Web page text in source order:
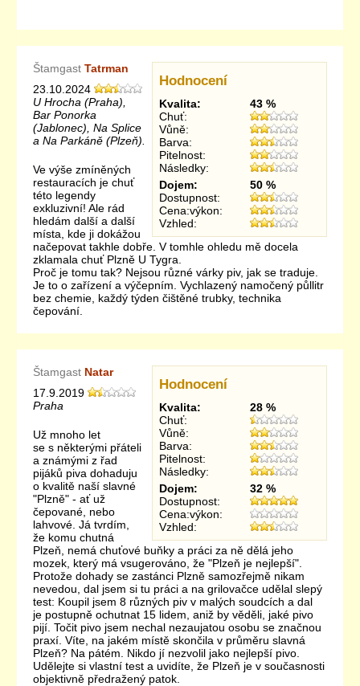
Hodnocení
Kvalita:
43 %
Chuť:
Vůně:
Barva:
Pitelnost:
Následky:
Dojem:
50 %
Dostupnost:
Cena:výkon:
Vzhled:
Štamgast Tatrman
23.10.2024
U Hrocha (Praha),
Bar Ponorka
(Jablonec), Na Splice
a Na Parkáně (Plzeň).
Ve výše zmíněných
restauracích je chuť
této legendy
exkluzivní! Ale rád
hledám další a další
místa, kde ji dokážou
načepovat takhle dobře. V tomhle ohledu mě docela
zklamala chuť Plzně U Tygra.
Proč je tomu tak? Nejsou různé várky piv, jak se traduje.
Je to o zařízení a výčepním. Vychlazený namočený půllitr
bez chemie, každý týden čištěné trubky, technika
čepování.
Hodnocení
Kvalita:
28 %
Chuť:
Vůně:
Barva:
Pitelnost:
Následky:
Dojem:
32 %
Dostupnost:
Cena:výkon:
Vzhled:
Štamgast Natar
17.9.2019
Praha
Už mnoho let
se s některými přáteli
a známými z řad
pijáků piva dohaduju
o kvalitě naší slavné
"Plzně" - ať už
čepované, nebo
lahvové. Já tvrdím,
že komu chutná
Plzeň, nemá chuťové buňky a práci za ně dělá jeho
mozek, který má vsugerováno, že "Plzeň je nejlepší".
Protože dohady se zastánci Plzně samozřejmě nikam
nevedou, dal jsem si tu práci a na grilovačce udělal slepý
test: Koupil jsem 8 různých piv v malých soudcích a dal
je postupně ochutnat 15 lidem, aniž by věděli, jaké pivo
pijí. Točit pivo jsem nechal nezaujatou osobu se značnou
praxí. Víte, na jakém místě skončila v průměru slavná
Plzeň? Na pátém. Nikdo jí nezvolil jako nejlepší pivo.
Udělejte si vlastní test a uvidíte, že Plzeň je v současnosti
objektivně předražený patok.